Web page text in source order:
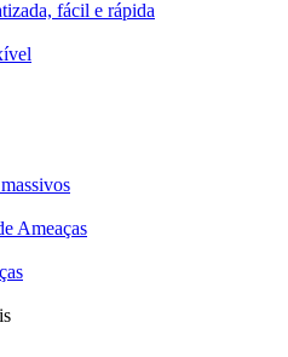
fácil e rápida
Ameaças